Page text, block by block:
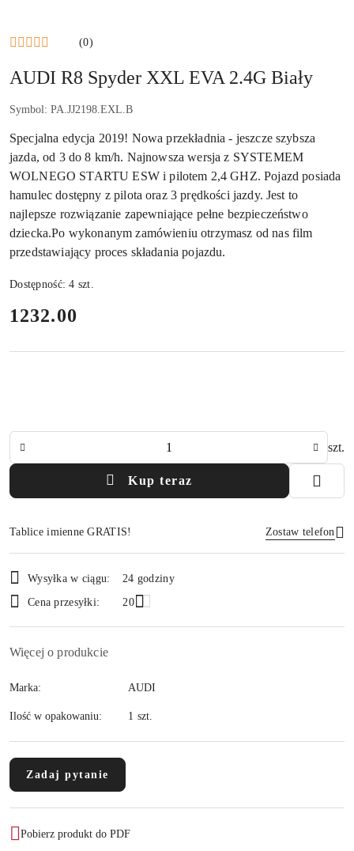
(0)
AUDI R8 Spyder XXL EVA 2.4G Biały
Symbol: PA.JJ2198.EXL.B
Specjalna edycja 2019! Nowa przekładnia - jeszcze szybsza
jazda, od 3 do 8 km/h. Najnowsza wersja z SYSTEMEM
WOLNEGO STARTU ESW i pilotem 2,4 GHZ. Pojazd posiada
hamulec dostępny z pilota oraz 3 prędkości jazdy. Jest to
najlepsze rozwiązanie zapewniające pełne bezpieczeństwo
dziecka.Po wykonanym zamówieniu otrzymasz od nas film
przedstawiający proces składania pojazdu.
Dostępność:4 szt.
cena:
1232.00
szt.
Kup teraz
Tablice imienne GRATIS! Zostaw telefon
i
dostawa
Wysyłka w ciągu:
24 godziny
Cena przesyłki:
20
Więcej o produkcie
Marka: AUDI
Ilość w opakowaniu: 1 szt.
Zadaj pytanie
Pobierz produkt do PDF